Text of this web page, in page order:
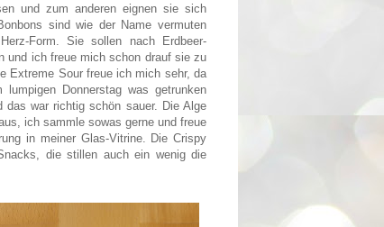
und zum anderen eignen sie sich
sind wie der Name vermuten
Form. Sie sollen nach Erdbeer-
und ich freue mich schon drauf sie zu
Extreme Sour freue ich mich sehr, da
lumpigen Donnerstag was getrunken
das war richtig schön sauer. Die Alge
ich sammle sowas gerne und freue
in meiner Glas-Vitrine. Die Crispy
die stillen auch ein wenig die